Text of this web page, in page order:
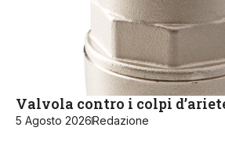
Valvola contro i colpi
5 Agosto 2026Redazione